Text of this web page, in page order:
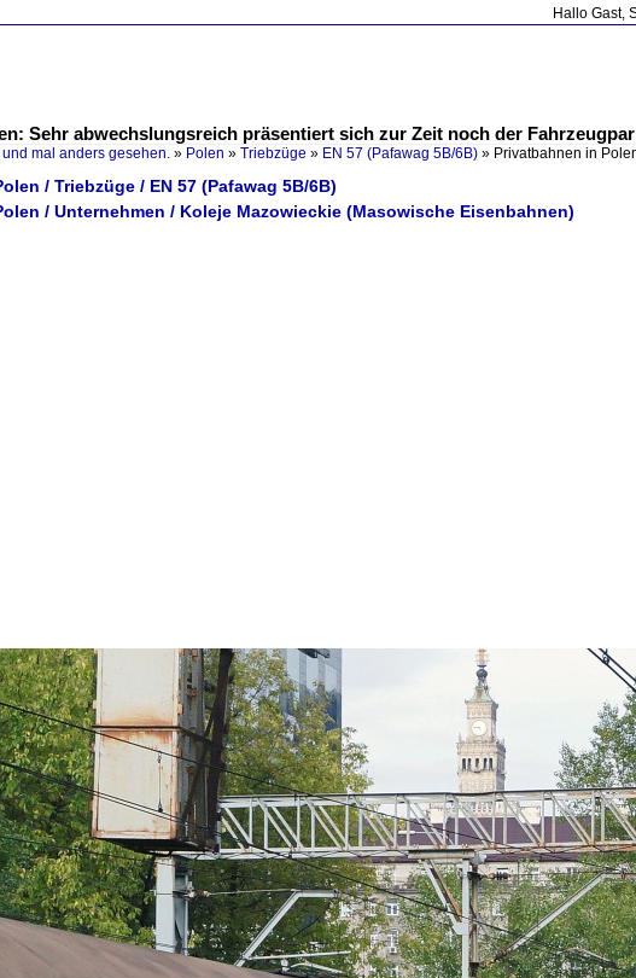
Hallo Gast,
Sehr abwechslungsreich präsentiert sich zur Zeit noch der
mal anders gesehen. » Polen » Triebzüge » EN 57 (Pafawag 5B/6B) » Privatbahnen in
/ Triebzüge / EN 57 (Pafawag 5B/6B)
/ Unternehmen / Koleje Mazowieckie (Masowische Eisenbahnen)